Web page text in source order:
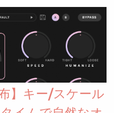
】キー/スケール